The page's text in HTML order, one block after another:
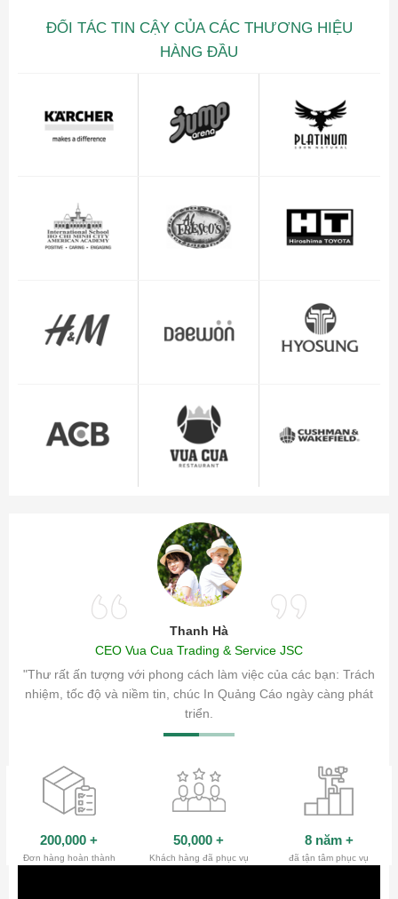
ĐỐI TÁC TIN CẬY CỦA CÁC THƯƠNG HIỆU
HÀNG ĐẦU
Thanh Hà
CEO Vua Cua Trading & Service JSC
"Thư rất ấn tượng với phong cách làm việc của các bạn: Trách
nhiệm, tốc độ và niềm tin, chúc In Quảng Cáo ngày càng phát
triển.
sóc
200,000 +
Đơn hàng hoàn thành
50,000 +
Khách hàng đã phục vụ
8 năm +
đã tận tâm phục vụ